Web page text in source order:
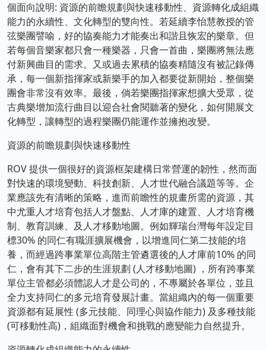
個面向說明: 資源的前瞻規劃與快速移動性、資源轉化成組織
能力的永續性、文化轉型的雙向性。若延續李怡慧教授的管
弦樂團譬喻，好的協奏能力才能奏出和諧且恢宏的樂章。但
若每個音樂家都只會一種樂器，只會一首曲，樂團將無法應
付新興曲目的需求。又或過去累積的協奏精隨沒有被記錄傳
承，每一個新指揮家或新樂手的加入都要從新開始，整個樂
團會非常沒有效率。最後，倘若樂團指揮家想擴大受眾，從
古典樂增加流行曲目以迎合社會閱聽著的變化，如何開展文
化轉型，讓轉型的過程樂團仍能運作並擁抱改變。
資源的前瞻規劃與快速移動性
ROV 提供一個很好的資源框架建構日常營運的韌性，然而面
對快速的環境變動、科技創新、人才世代融合議題等等。企
業應該先有清晰的策略，進而前瞻性的規畫所需的資源，其
中尤重人才培育包括人才盤點、人才庫的建置、人才培育機
制、教育訓練、及人才移動地圖。例如輝瑞台灣每年設定目
標30% 的同仁有職涯擴展機會，以增進同仁第二技能的培
養，而經過跨事業單位高階主管遴選後的人才庫前10% 的同
仁，會有其下二步的生涯規劃 (人才移動地圖) ，所有跨事業
單位主管都必須體認人才是公司的，不專屬於各單位，並且
全力支持同仁的多元培育發展計畫。當組織內的每一個重要
資源都有延展性 (多元技能、同理心與協作能力) 及多種技能
(可移動性高)，組織面對機會和挑戰的應變能力自然提升。